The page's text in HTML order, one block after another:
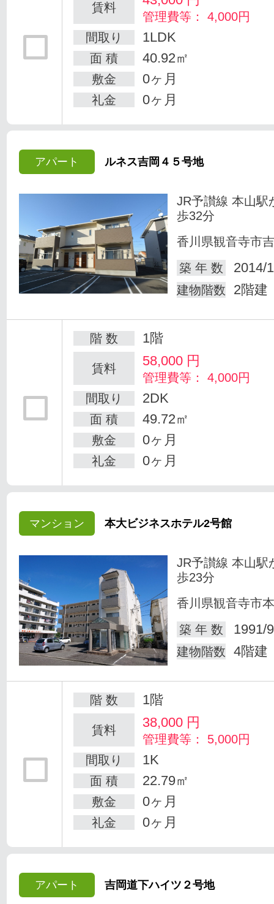
賃料
管理費等： 4,000円
間取り
1LDK
面 積 40.92㎡
敷金 0ヶ月
礼金 0ヶ月
アパート ルネス吉岡４５号地
JR予讃線 本山駅
歩32分
香川県観音寺市
築 年 数
2014/
建物階数 2階建
階 数 1階
賃料 58,000 円
管理費等： 4,000円
間取り
2DK
面 積 49.72㎡
敷金 0ヶ月
礼金 0ヶ月
マンション 本大ビジネスホテル2号館
JR予讃線 本山駅
歩23分
香川県観音寺市
築 年 数
1991/
建物階数 4階建
階 数 1階
賃料 38,000 円
管理費等： 5,000円
間取り
1K
面 積 22.79㎡
敷金 0ヶ月
礼金 0ヶ月
アパート 吉岡道下ハイツ２号地